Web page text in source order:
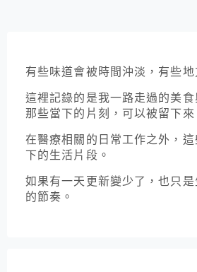
有些味道會被時間沖淡，有些地
這裡記錄的是我一路走過的美
那些當下的片刻，可以被留下來
在醫療相關的日常工作之外，
下的生活片段。
如果有一天更新變少了，也只是
的節奏。